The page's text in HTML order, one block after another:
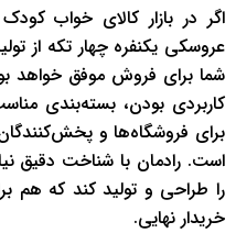
اگر در بازار کالای خواب
عروسکی یکنفره چهار تکه از
شما برای فروش موفق خواهد
کاربردی بودن، بسته‌بندی
برای فروشگاه‌ها و
است. رادمان با شناخت دقیق
را طراحی و تولید کند که هم
خریدار نهایی.